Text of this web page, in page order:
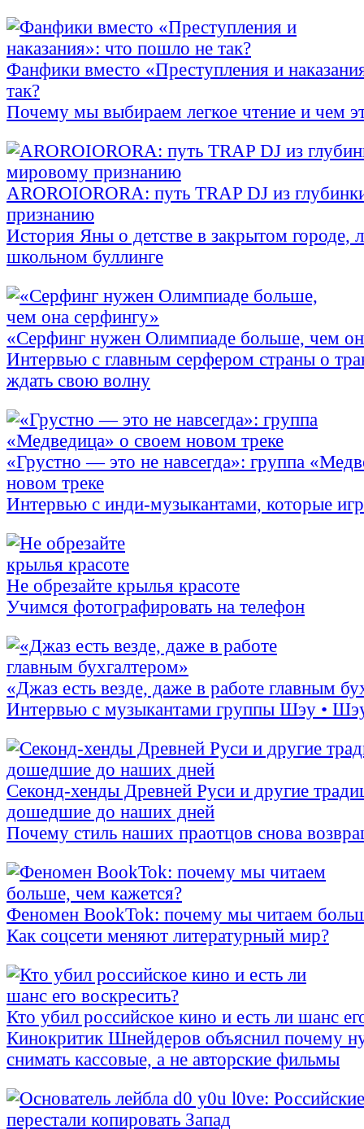
Фанфики вместо «Преступления и
так?
Почему мы выбираем легкое чтение и чем
АROROIORORA: путь TRAP DJ из
признанию
История Яны о детстве в закрытом городе,
школьном буллинге
«Серфинг нужен Олимпиаде больше, чем
Интервью с главным серфером страны о
ждать свою волну
«Грустно — это не навсегда»: группа
новом треке
Интервью с инди-музыкантами, которые
Не обрезайте крылья красоте
Учимся фотографировать на телефон
«Джаз есть везде, даже в работе главным
Интервью с музыкантами группы Шэу •
Секонд-хенды Древней Руси и другие
дошедшие до наших дней
Почему стиль наших праотцов снова
Феномен BookTok: почему мы читаем
Как соцсети меняют литературный мир?
Кто убил российское кино и есть ли шанс
Кинокритик Шнейдеров объяснил почему
снимать кассовые, а не авторские фильмы